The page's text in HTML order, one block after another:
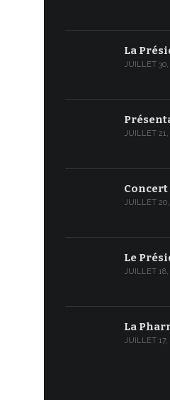
La
JUILLET 30,
JUILLET 21,
Concert
JUILLET
Le
JUILLET 18,
La
JUILLET 17,